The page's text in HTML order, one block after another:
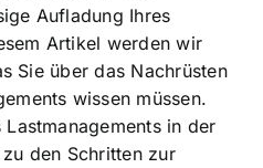
Aufladung Ihres
Artikel werden wir
Sie über das Nachrüsten
wissen müssen.
in der
den Schritten zur